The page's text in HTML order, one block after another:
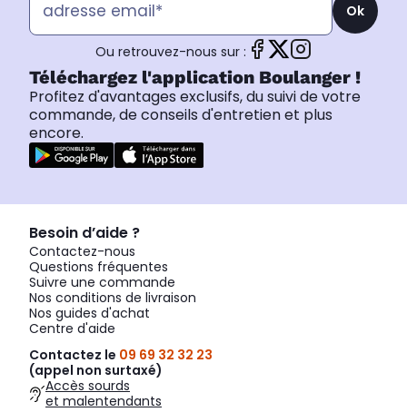
Ok
Ou retrouvez-nous sur :
Téléchargez l'application Boulanger !
Profitez d'avantages exclusifs, du suivi de votre
commande, de conseils d'entretien et plus
encore.
Besoin d’aide ?
Contactez-nous
Questions fréquentes
Suivre une commande
Nos conditions de livraison
Nos guides d'achat
Centre d'aide
Contactez le 09 69 32 32 23
(appel non surtaxé)
Accès sourds
et malentendants